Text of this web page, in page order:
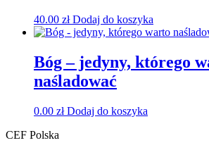
40.00 zł Dodaj do koszyka
Bóg – jedyny, którego
naśladować
0.00 zł Dodaj do koszyka
CEF Polska